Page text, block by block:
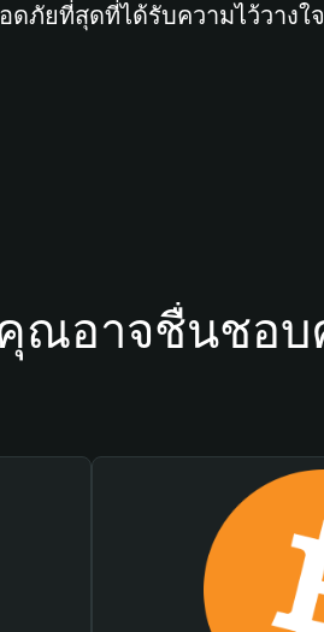
ภัยที่สุดที่ได้รับความไว้วาง
ณอาจชื่นชอบ